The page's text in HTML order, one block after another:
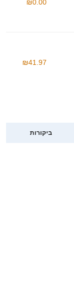
₪0.00
₪41.97
ביקורות